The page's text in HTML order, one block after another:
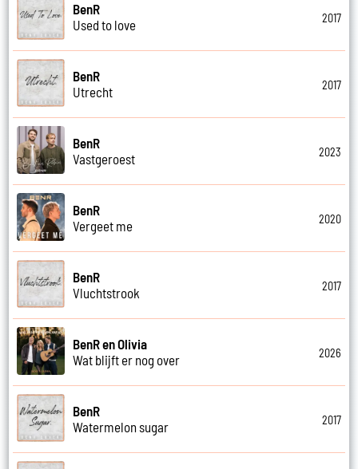
BenR
Used to love
2017
BenR
Utrecht
2017
BenR
Vastgeroest
2023
BenR
Vergeet me
2020
BenR
Vluchtstrook
2017
BenR en Olivia
Wat blijft er nog over
2026
BenR
Watermelon sugar
2017